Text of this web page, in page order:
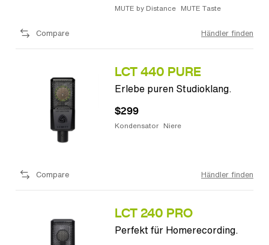
MUTE by Distance MUTE Taste
Compare Händler finden
LCT 440 PURE
Erlebe puren Studioklang.
$299
Kondensator Niere
Compare Händler finden
LCT 240 PRO
Perfekt für Homerecording.